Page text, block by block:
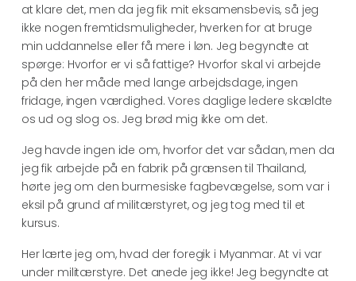
at klare det, men da jeg fik mit eksamensbevis, så jeg
ikke nogen fremtidsmuligheder, hverken for at bruge
min uddannelse eller få mere i løn. Jeg begyndte at
spørge: Hvorfor er vi så fattige? Hvorfor skal vi arbejde
på den her måde med lange arbejdsdage, ingen
fridage, ingen værdighed. Vores daglige ledere skældte
os ud og slog os. Jeg brød mig ikke om det.
Jeg havde ingen ide om, hvorfor det var sådan, men da
jeg fik arbejde på en fabrik på grænsen til Thailand,
hørte jeg om den burmesiske fagbevægelse, som var i
eksil på grund af militærstyret, og jeg tog med til et
kursus.
Her lærte jeg om, hvad der foregik i Myanmar. At vi var
under militærstyre. Det anede jeg ikke! Jeg begyndte at